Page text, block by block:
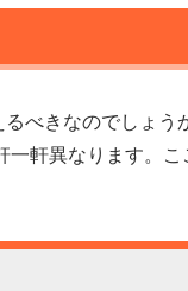
るべきなのでしょう
軒異なります。こ